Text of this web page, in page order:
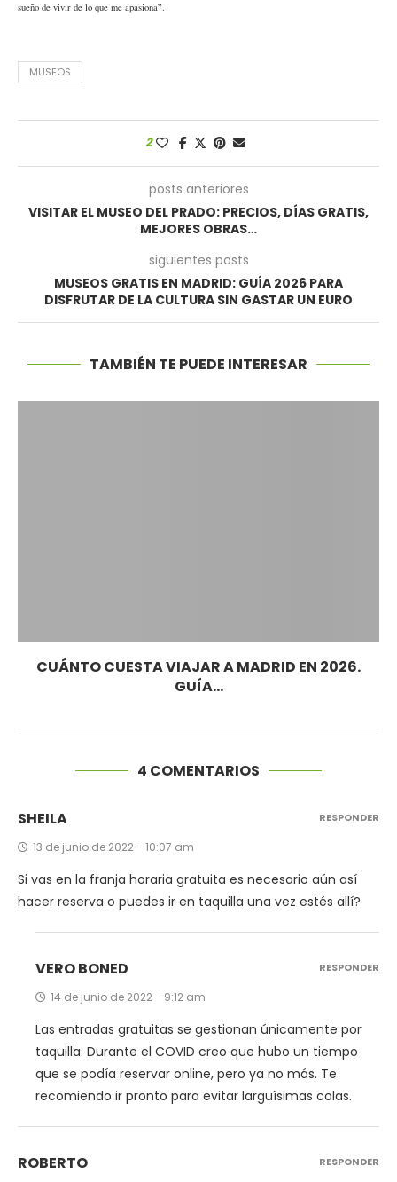
sueño de vivir de lo que me apasiona”.
MUSEOS
2
posts anteriores
VISITAR EL MUSEO DEL PRADO: PRECIOS, DÍAS GRATIS,
MEJORES OBRAS…
siguientes posts
MUSEOS GRATIS EN MADRID: GUÍA 2026 PARA
DISFRUTAR DE LA CULTURA SIN GASTAR UN EURO
TAMBIÉN TE PUEDE INTERESAR
CUÁNTO CUESTA VIAJAR A MADRID EN 2026.
GUÍA...
4 COMENTARIOS
SHEILA
13 de junio de 2022 - 10:07 am
Si vas en la franja horaria gratuita es necesario aún así
hacer reserva o puedes ir en taquilla una vez estés allí?
RESPONDER
VERO BONED
14 de junio de 2022 - 9:12 am
Las entradas gratuitas se gestionan únicamente por
taquilla. Durante el COVID creo que hubo un tiempo
que se podía reservar online, pero ya no más. Te
recomiendo ir pronto para evitar larguísimas colas.
RESPONDER
ROBERTO RESPONDER